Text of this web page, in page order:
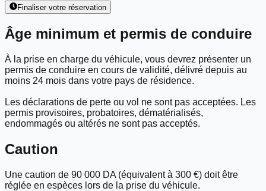
Finaliser votre réservation
Âge minimum et permis de conduire
À la prise en charge du véhicule, vous devrez présenter un
permis de conduire en cours de validité, délivré depuis au
moins 24 mois dans votre pays de résidence.
Les déclarations de perte ou vol ne sont pas acceptées. Les
permis provisoires, probatoires, dématérialisés,
endommagés ou altérés ne sont pas acceptés.
Caution
Une caution de 90 000 DA (équivalent à 300 €) doit être
réglée en espèces lors de la prise du véhicule.